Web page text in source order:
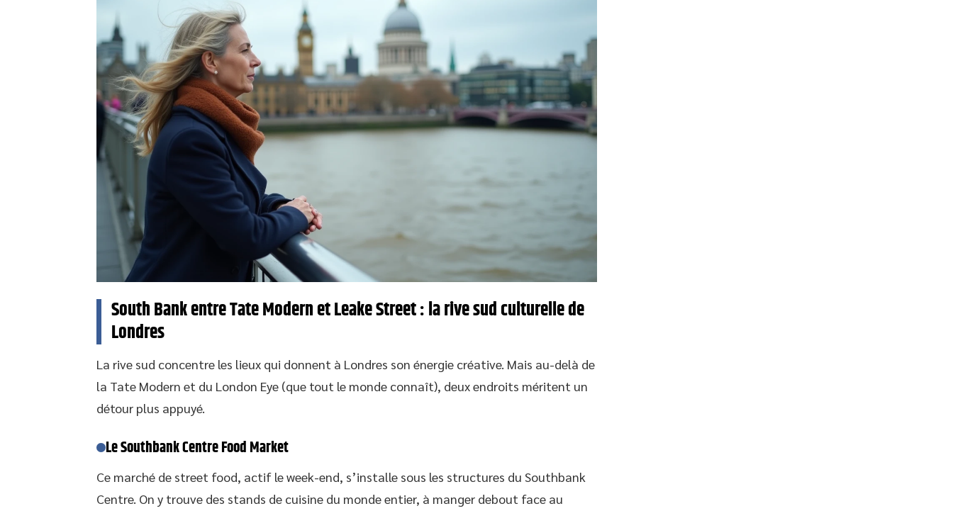
South Bank entre Tate Modern et Leake Street : la rive sud culturelle de
Londres
La rive sud concentre les lieux qui donnent à Londres son énergie créative. Mais au-delà de
la Tate Modern et du London Eye (que tout le monde connaît), deux endroits méritent un
détour plus appuyé.
Le Southbank Centre Food Market
Ce marché de street food, actif le week-end, s’installe sous les structures du Southbank
Centre. On y trouve des stands de cuisine du monde entier, à manger debout face au